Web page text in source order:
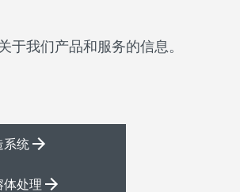
于我们产品和服务的信息。
系统
体处理